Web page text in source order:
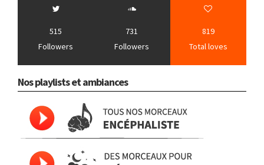
515
Followers
731
Followers
819
Total loves
Nos playlists et ambiances